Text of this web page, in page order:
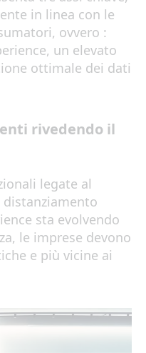
in linea con le
ovvero :
un elevato
ottimale dei dati
rivedendo il
legate al
distanziamento
sta evolvendo
le imprese devono
e più vicine ai